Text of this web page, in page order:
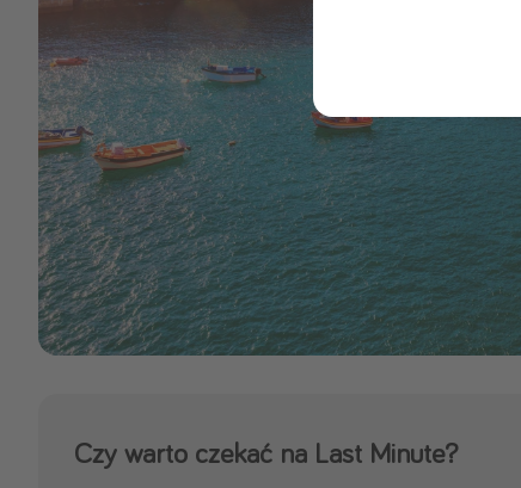
Czy warto czekać na Last Minute?